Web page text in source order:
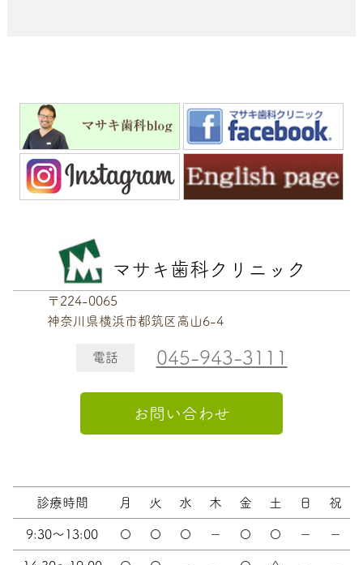
マサキ歯科クリニック
〒224-0065
神奈川県横浜市都筑区高山6-4
電話 045-943-3111
お問い合わせ
診療時間 月 火 水 木 金 土 日 祝
9:30～13:00 〇 〇 〇 － 〇 〇 － －